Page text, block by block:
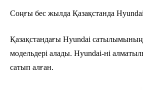
Соңғы бес жылда Қазақстанда
Қазақстандағы Hyundai сатылымының
модельдері алады. Hyundai-ні
сатып алған.